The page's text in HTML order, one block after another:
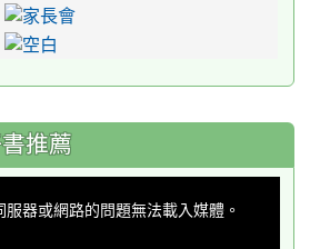
推薦
服器或網路的問題無法載入媒體。